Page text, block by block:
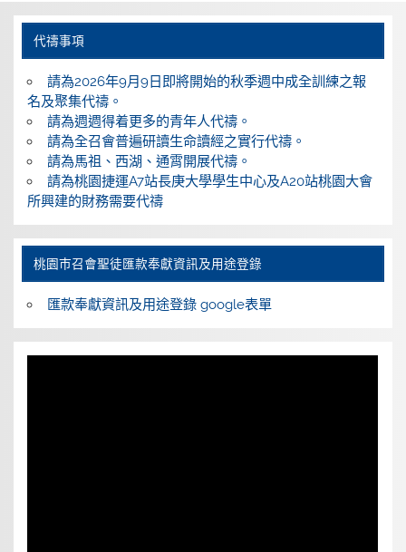
代禱事項
請為2026年9月9日即將開始的秋季週中成全訓練之報
名及聚集代禱。
請為週週得着更多的青年人代禱。
請為全召會普遍研讀生命讀經之實行代禱。
請為馬祖、西湖、通霄開展代禱。
請為桃園捷運A7站長庚大學學生中心及A20站桃園大會
所興建的財務需要代禱
桃園巿召會聖徒匯款奉獻資訊及用途登錄
匯款奉獻資訊及用途登錄 google表單